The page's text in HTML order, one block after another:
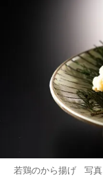
若鶏のから揚げ 写真